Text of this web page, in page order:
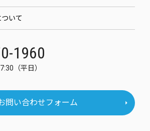
いて
1960
（平日）
問い合わせフォーム